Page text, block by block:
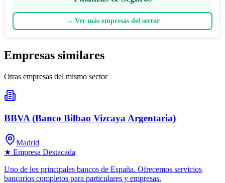
→ Ver más empresas del sector
Empresas similares
Otras empresas del mismo sector
BBVA (Banco Bilbao Vizcaya Argentaria)
Madrid
★ Empresa Destacada
Uno de los principales bancos de España. Ofrecemos servicios
bancarios completos para particulares y empresas.